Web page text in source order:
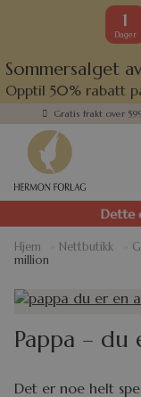
1
Dager
Sommersalget
Opptil 50% rabatt
kundefavoritter
Gratis frakt over
Dette
Hjem Nettbutikk
million
Pappa – du
Det er noe helt